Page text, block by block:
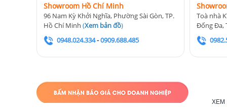
Showroom Hồ Chí Minh
96 Nam Kỳ Khởi Nghĩa, Phường Sài Gòn, TP.
Hồ Chí Minh (Xem bản đồ)
0948.024.334-0909.688.485
Toà nhà
Đống Đa,
XEM